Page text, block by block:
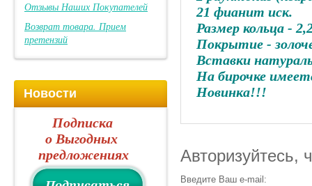
21 фианит иск.
Размер кольца -
Покрытие -
Вставки
На бирочке
Новинка!!!
Авторизуйтесь,
Введите Ваш e-mail:
Отзывы Наших Покупателей
Возврат товара. Прием
претензий
Новости
Подписка
о Выгодных
предложениях